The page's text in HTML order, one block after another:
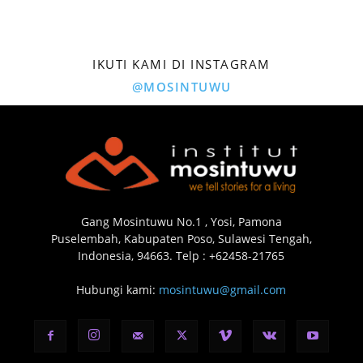
IKUTI KAMI DI INSTAGRAM
@MOSINTUWU
Gang Mosintuwu No.1 , Yosi, Pamona
Puselembah, Kabupaten Poso, Sulawesi Tengah,
Indonesia, 94663. Telp : +62458-21765
Hubungi kami: mosintuwu@gmail.com